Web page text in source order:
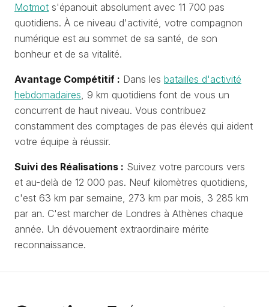
Motmot s'épanouit absolument avec 11 700 pas
quotidiens. À ce niveau d'activité, votre compagnon
numérique est au sommet de sa santé, de son
bonheur et de sa vitalité.
Avantage Compétitif : Dans les batailles d'activité
hebdomadaires, 9 km quotidiens font de vous un
concurrent de haut niveau. Vous contribuez
constamment des comptages de pas élevés qui aident
votre équipe à réussir.
Suivi des Réalisations : Suivez votre parcours vers
et au-delà de 12 000 pas. Neuf kilomètres quotidiens,
c'est 63 km par semaine, 273 km par mois, 3 285 km
par an. C'est marcher de Londres à Athènes chaque
année. Un dévouement extraordinaire mérite
reconnaissance.